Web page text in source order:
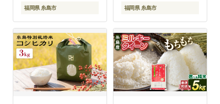
福岡県 糸島市 福岡県 糸島市